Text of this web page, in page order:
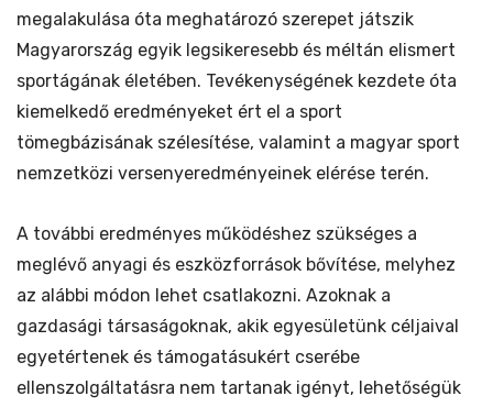
megalakulása óta meghatározó szerepet játszik
Magyarország egyik legsikeresebb és méltán elismert
sportágának életében. Tevékenységének kezdete óta
kiemelkedő eredményeket ért el a sport
tömegbázisának szélesítése, valamint a magyar sport
nemzetközi versenyeredményeinek elérése terén.
A további eredményes működéshez szükséges a
meglévő anyagi és eszközforrások bővítése, melyhez
az alábbi módon lehet csatlakozni. Azoknak a
gazdasági társaságoknak, akik egyesületünk céljaival
egyetértenek és támogatásukért cserébe
ellenszolgáltatásra nem tartanak igényt, lehetőségük